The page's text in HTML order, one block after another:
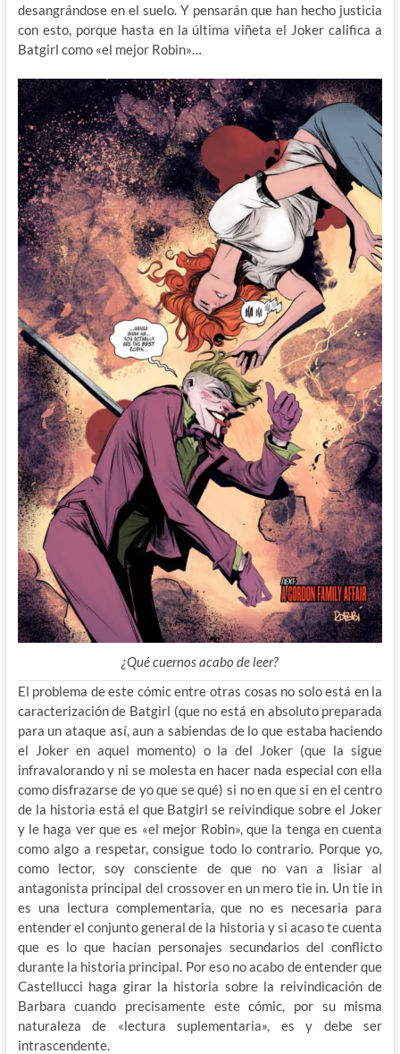
desangrándose en el suelo. Y pensarán que han hecho justicia
con esto, porque hasta en la última viñeta el Joker califica a
Batgirl como «el mejor Robin»…
¿Qué cuernos acabo de leer?
El problema de este cómic entre otras cosas no solo está en la
caracterización de Batgirl (que no está en absoluto preparada
para un ataque así, aun a sabiendas de lo que estaba haciendo
el Joker en aquel momento) o la del Joker (que la sigue
infravalorando y ni se molesta en hacer nada especial con ella
como disfrazarse de yo que se qué) si no en que si en el centro
de la historia está el que Batgirl se reivindique sobre el Joker
y le haga ver que es «el mejor Robin», que la tenga en cuenta
como algo a respetar, consigue todo lo contrario. Porque yo,
como lector, soy consciente de que no van a lisiar al
antagonista principal del crossover en un mero tie in. Un tie in
es una lectura complementaria, que no es necesaria para
entender el conjunto general de la historia y si acaso te cuenta
que es lo que hacían personajes secundarios del conflicto
durante la historia principal. Por eso no acabo de entender que
Castellucci haga girar la historia sobre la reivindicación de
Barbara cuando precisamente este cómic, por su misma
naturaleza de «lectura suplementaria», es y debe ser
intrascendente.